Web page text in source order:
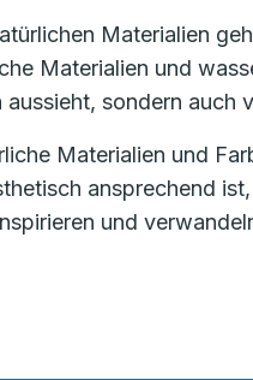
Materialien
Materialien und
aussieht, sondern auch
Materialien und
ansprechend
und